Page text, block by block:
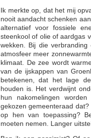
Ik merkte op, dat het mij
nooit aandacht schenken
alternatief voor fossiele
steenkool of olie of aardgas
wekken. Bij die
atmosfeer meer
klimaat. De zee wordt
van de ijskappen van
betekenen, dat het lage
houden is. Het verdwijnt
hun nakomelingen
gekozen gemeenteraad dat?
op hen van toepassing?
moeten nemen. Langer